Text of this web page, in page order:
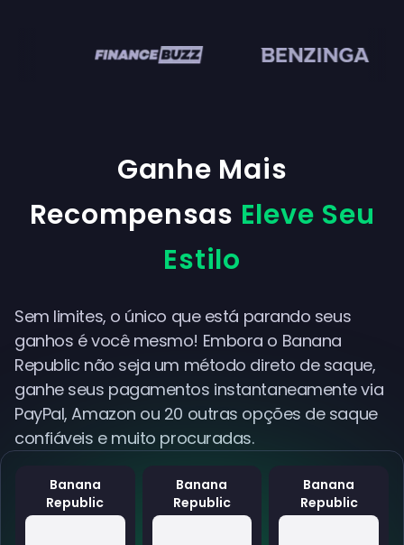
Banana
Republic
Banana
Republic
Banana
Republic
Ganhe Mais
Recompensas Eleve Seu
Estilo
Sem limites, o único que está parando seus
ganhos é você mesmo! Embora o Banana
Republic não seja um método direto de saque,
ganhe seus pagamentos instantaneamente via
PayPal, Amazon ou 20 outras opções de saque
confiáveis e muito procuradas.